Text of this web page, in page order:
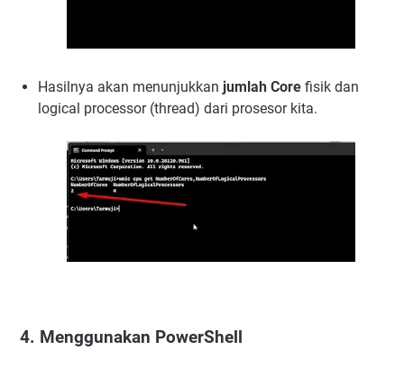
Hasilnya akan menunjukkan jumlah Core fisik dan
logical processor (thread) dari prosesor kita.
4. Menggunakan PowerShell